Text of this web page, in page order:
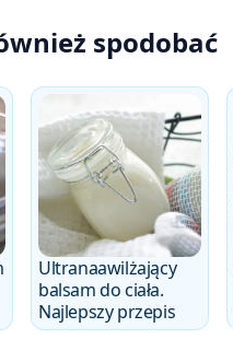
spodobać
Ultranaawilżający
balsam do ciała.
Najlepszy przepis